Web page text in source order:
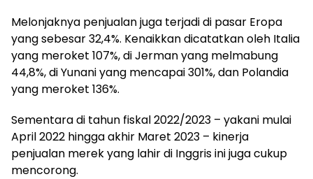
Melonjaknya penjualan juga terjadi di pasar Eropa
yang sebesar 32,4%. Kenaikkan dicatatkan oleh Italia
yang meroket 107%, di Jerman yang melmabung
44,8%, di Yunani yang mencapai 301%, dan Polandia
yang meroket 136%.
Sementara di tahun fiskal 2022/2023 – yakani mulai
April 2022 hingga akhir Maret 2023 – kinerja
penjualan merek yang lahir di Inggris ini juga cukup
mencorong.